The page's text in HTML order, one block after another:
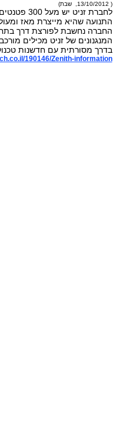
( 13/10/2012, שבת)
התנועה שהיא מייצרת מאז
החברה נחשבת לפורצת דרך בתחומה וזכתה בעל
המנגנונים של זניט מכילים
בדרך מסורתית עם חדשנות
190146/Zenith-information